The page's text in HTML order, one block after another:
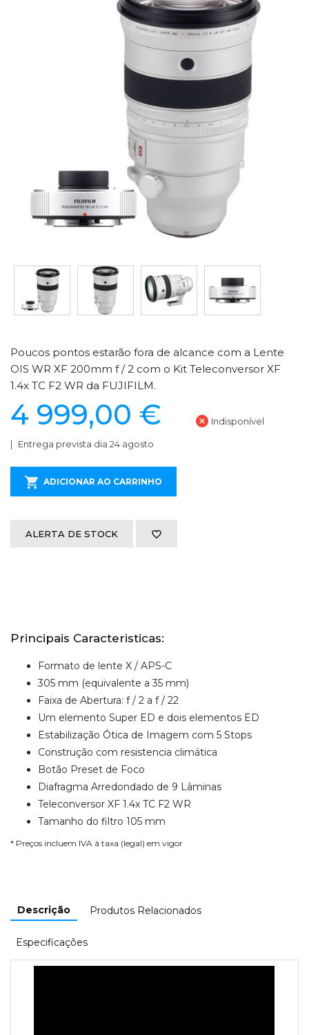
Poucos pontos estarão fora de alcance com a Lente
OIS WR XF 200mm f / 2 com o Kit Teleconversor XF
1.4x TC F2 WR da FUJIFILM.
4 999,00 € Indisponível
Entrega prevista dia 24 agosto
ADICIONAR AO CARRINHO
ALERTA DE STOCK
Principais Caracteristicas:
Formato de lente X / APS-C
305 mm (equivalente a 35 mm)
Faixa de Abertura: f / 2 a f / 22
Um elemento Super ED e dois elementos ED
Estabilização Ótica de Imagem com 5 Stops
Construção com resistencia climática
Botão Preset de Foco
Diafragma Arredondado de 9 Lâminas
Teleconversor XF 1.4x TC F2 WR
Tamanho do filtro 105 mm
* Preços incluem IVA à taxa (legal) em vigor
Descrição Produtos Relacionados
Especificações